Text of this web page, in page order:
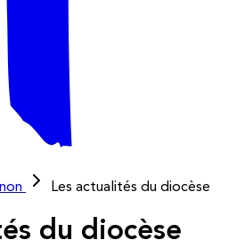
Les actualités du diocèse
du diocèse